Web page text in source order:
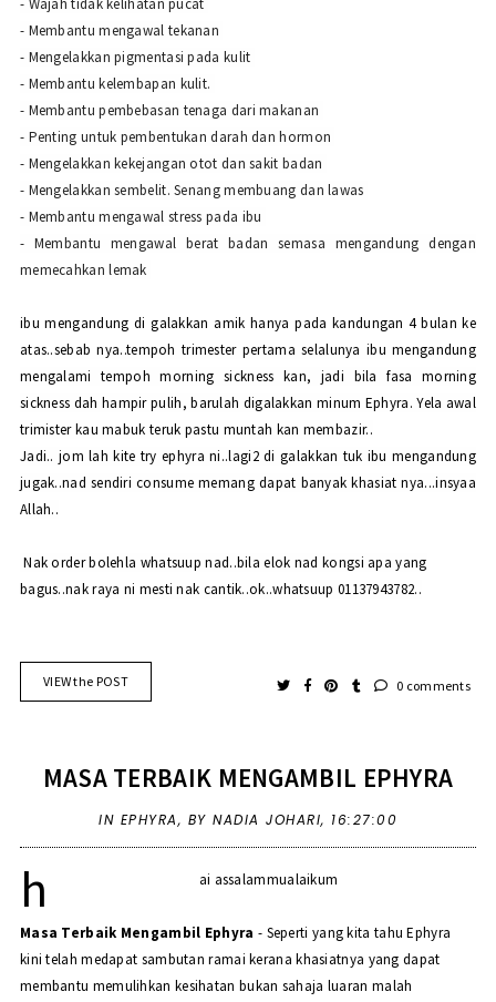
- Wajah tidak kelihatan pucat
- Membantu mengawal tekanan
- Mengelakkan pigmentasi pada kulit
- Membantu kelembapan kulit.
- Membantu pembebasan tenaga dari makanan
- Penting untuk pembentukan darah dan hormon
- Mengelakkan kekejangan otot dan sakit badan
- Mengelakkan sembelit. Senang membuang dan lawas
- Membantu mengawal stress pada ibu
- Membantu mengawal berat badan semasa mengandung dengan
memecahkan lemak
ibu mengandung di galakkan amik hanya pada kandungan 4 bulan ke
atas..sebab nya..tempoh trimester pertama selalunya ibu mengandung
mengalami tempoh morning sickness kan, jadi bila fasa morning
sickness dah hampir pulih, barulah digalakkan minum Ephyra. Yela awal
trimister kau mabuk teruk pastu muntah kan membazir..
Jadi.. jom lah kite try ephyra ni..lagi2 di galakkan tuk ibu mengandung
jugak..nad sendiri consume memang dapat banyak khasiat nya...insyaa
Allah..
Nak order bolehla whatsuup nad..bila elok nad kongsi apa yang
bagus..nak raya ni mesti nak cantik..ok..whatsuup 01137943782..
VIEW the POST 0 comments
MASA TERBAIK MENGAMBIL EPHYRA
IN EPHYRA, BY NADIA JOHARI, 16:27:00
h ai assalammualaikum
Masa Terbaik Mengambil Ephyra - Seperti yang kita tahu Ephyra
kini telah medapat sambutan ramai kerana khasiatnya yang dapat
membantu memulihkan kesihatan bukan sahaja luaran malah